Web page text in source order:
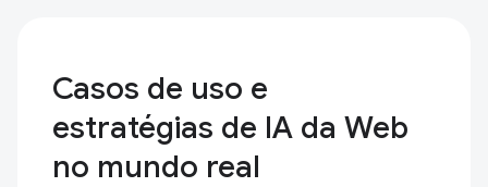
Casos de uso e
estratégias de IA da Web
no mundo real